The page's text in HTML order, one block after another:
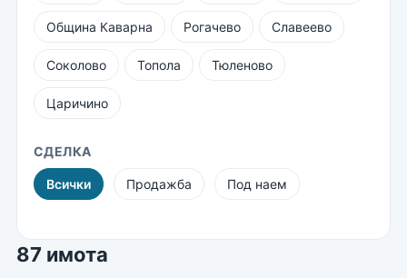
Община Каварна Рогачево Славеево
Соколово Топола Тюленово
Царичино
СДЕЛКА
Всички Продажба Под наем
87 имота